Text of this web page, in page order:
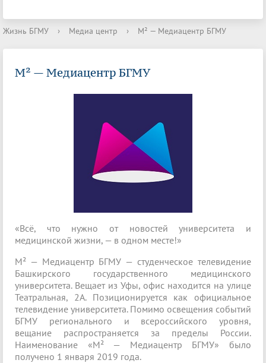
Жизнь БГМУ › Медиа центр › М² — Медиацентр БГМУ
М² — Медиацентр БГМУ
«Всё, что нужно от новостей университета и
медицинской жизни, — в одном месте!»
М² — Медиацентр БГМУ — студенческое телевидение
Башкирского государственного медицинского
университета. Вещает из Уфы, офис находится на улице
Театральная, 2А. Позиционируется как официальное
телевидение университета. Помимо освещения событий
БГМУ регионального и всероссийского уровня,
вещание распространяется за пределы России.
Наименование «М² — Медиацентр БГМУ» было
получено 1 января 2019 года.